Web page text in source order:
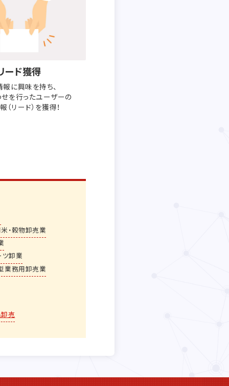
ード獲得
に興味を持ち、
を行ったユーザーの
（リード）を獲得！
・穀物卸売業
ツ卸業
業務用卸売業
売